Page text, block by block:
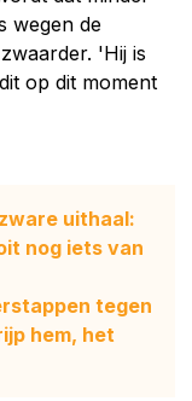
wegen de
'Hij is
op dit moment
uithaal:
nog iets van
tegen
hem, het